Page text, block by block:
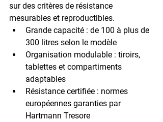
sur des critères de résistance
mesurables et reproductibles.
Grande capacité : de 100 à plus de
300 litres selon le modèle
Organisation modulable : tiroirs,
tablettes et compartiments
adaptables
Résistance certifiée : normes
européennes garanties par
Hartmann Tresore